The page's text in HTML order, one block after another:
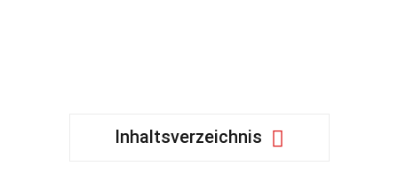
Inhaltsverzeichnis